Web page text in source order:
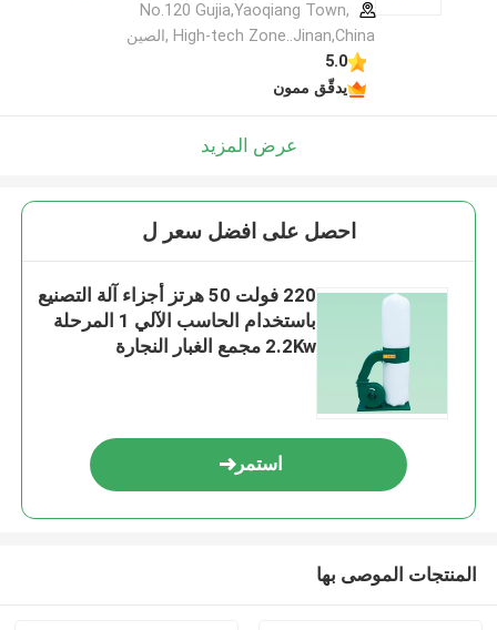
No.120 Gujia,Yaoqiang Town,
High-tech Zone..Jinan,China ,الصين
5.0
يدقّق ممون
عرض المزيد
احصل على افضل سعر ل
220 فولت 50 هرتز أجزاء آلة التصنيع
باستخدام الحاسب الآلي 1 المرحلة
2.2Kw مجمع الغبار النجارة
استمر
المنتجات الموصى بها